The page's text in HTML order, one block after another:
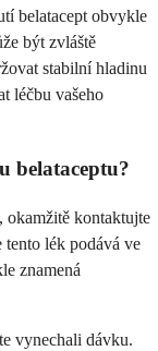
belatacept obvykle
být zvláště
stabilní hladinu
léčbu vašeho
belataceptu?
okamžitě kontaktujte
tento lék podává ve
znamená
vynechali dávku.